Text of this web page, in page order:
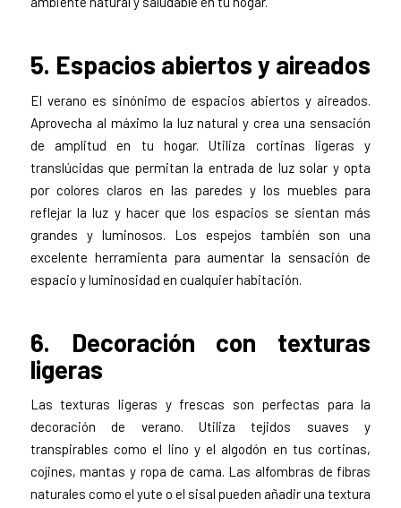
5. Espacios abiertos y aireados
El verano es sinónimo de espacios abiertos y aireados.
Aprovecha al máximo la luz natural y crea una sensación
de amplitud en tu hogar. Utiliza cortinas ligeras y
translúcidas que permitan la entrada de luz solar y opta
por colores claros en las paredes y los muebles para
reflejar la luz y hacer que los espacios se sientan más
grandes y luminosos. Los espejos también son una
excelente herramienta para aumentar la sensación de
espacio y luminosidad en cualquier habitación.
6. Decoración con texturas
ligeras
Las texturas ligeras y frescas son perfectas para la
decoración de verano. Utiliza tejidos suaves y
transpirables como el lino y el algodón en tus cortinas,
cojines, mantas y ropa de cama. Las alfombras de fibras
naturales como el yute o el sisal pueden añadir una textura